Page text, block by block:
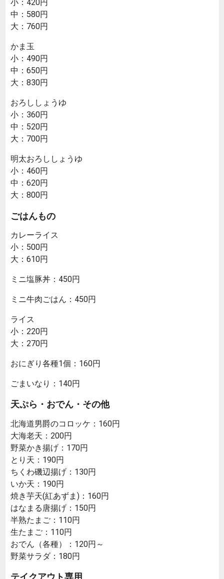
小：420円
中：580円
大：760円
かま玉
小：490円
中：650円
大：830円
おろししょうゆ
小：360円
中：520円
大：700円
明太おろししょうゆ
小：460円
中：620円
大：800円
ごはんもの
カレーライス
小：500円
大：610円
ミニ塩豚丼：450円
ミニ牛肉ごはん：450円
ライス
小：220円
大：270円
おにぎり各種1個：160円
ごまいなり：140円
天ぷら・おでん・その他
北海道男爵のコロッケ：160円
大海老天：200円
野菜かき揚げ：170円
とり天：190円
ちくわ磯辺揚げ：130円
いか天：190円
焼き芋天(紅あずま)：160円
はなまる唐揚げ：150円
半熟たまご：110円
生たまご：110円
おでん（各種）：120円～
野菜サラダ：180円